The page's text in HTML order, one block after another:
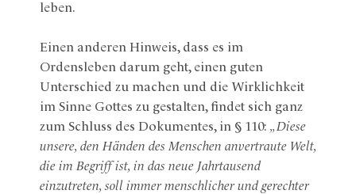
leben.
Einen anderen Hinweis, dass es im
Ordensleben darum geht, einen guten
Unterschied zu machen und die Wirklichkeit
im Sinne Gottes zu gestalten, findet sich ganz
zum Schluss des Dokumentes, in § 110: „Diese
unsere, den Händen des Menschen anvertraute Welt,
die im Begriff ist, in das neue Jahrtausend
einzutreten, soll immer menschlicher und gerechter